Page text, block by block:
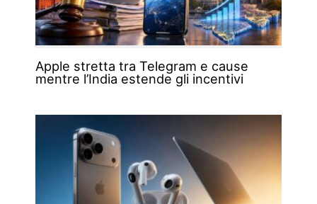
Apple stretta tra Telegram e cause
mentre l’India estende gli incentivi